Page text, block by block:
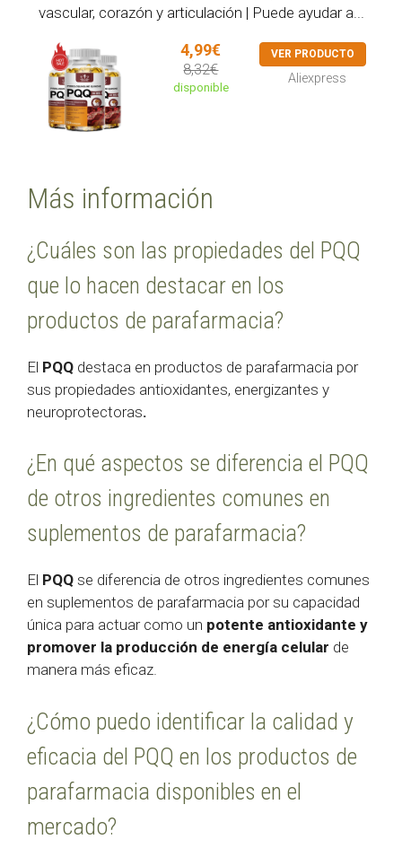
vascular, corazón y articulación | Puede ayudar a...
4,99€
8,32€
disponible
VER PRODUCTO
Aliexpress
Más información
¿Cuáles son las propiedades del PQQ
que lo hacen destacar en los
productos de parafarmacia?
El PQQ destaca en productos de parafarmacia por
sus propiedades antioxidantes, energizantes y
neuroprotectoras.
¿En qué aspectos se diferencia el PQQ
de otros ingredientes comunes en
suplementos de parafarmacia?
El PQQ se diferencia de otros ingredientes comunes
en suplementos de parafarmacia por su capacidad
única para actuar como un potente antioxidante y
promover la producción de energía celular de
manera más eficaz.
¿Cómo puedo identificar la calidad y
eficacia del PQQ en los productos de
parafarmacia disponibles en el
mercado?